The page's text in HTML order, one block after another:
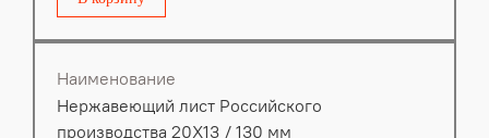
Наименование
Нержавеющий лист Российского
производства 20Х13 / 130 мм